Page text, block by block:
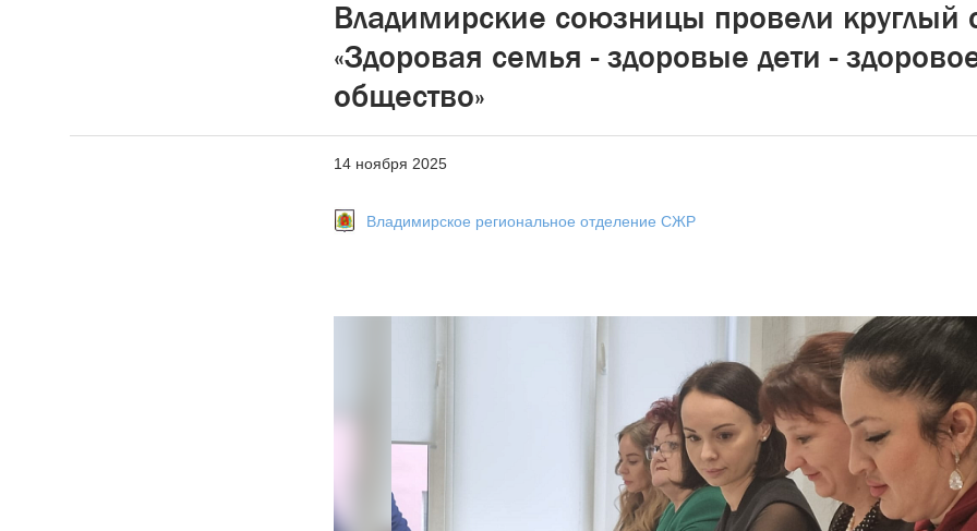
Владимирские союзницы провели круглый
«Здоровая семья - здоровые дети -
общество»
14 ноября 2025
Владимирское региональное отделение СЖР